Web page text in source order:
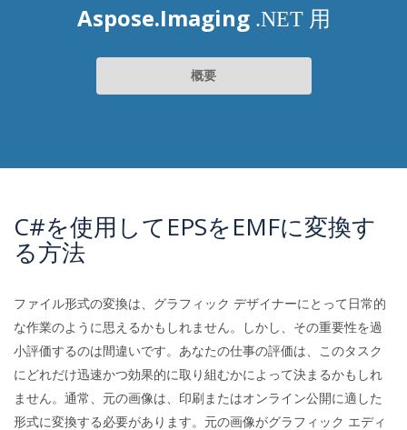
Aspose.Imaging .NET 用
概要
C#を使用してEPSをEMFに変換す
る方法
ファイル形式の変換は、グラフィック デザイナーにとって日常的
な作業のように思えるかもしれません。しかし、その重要性を過
小評価するのは間違いです。あなたの仕事の評価は、このタスク
にどれだけ迅速かつ効果的に取り組むかによって決まるかもしれ
ません。通常、元の画像は、印刷またはオンライン公開に適した
形式に変換する必要があります。元の画像がグラフィック エディ